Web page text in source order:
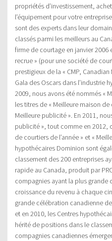
propriétés d’investissement,
l’équipement pour votre
sont des experts dans leur
classés parmi les meilleurs au
firme de courtage en janvier 2006
recrue » (pour une société de
prestigieux de la « CMP,
Gala des Oscars dans l’industrie
2009, nous avons été nommés «
les titres de « Meilleure maison de
Meilleure publicité ». En 2011,
publicité », tout comme en 2012,
de courtiers de l’année » et «
hypothécaires Dominion sont
classement des 200 entreprises
rapide au Canada, produit par
compagnies ayant la plus grande
croissance du revenu à chaque
grande célébration canadienne
et en 2010, les Centres
hérité de positions dans le
compagnies canadiennes